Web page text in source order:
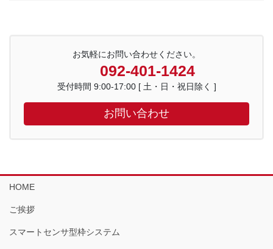
お気軽にお問い合わせください。
092-401-1424
受付時間 9:00-17:00 [ 土・日・祝日除く ]
お問い合わせ
HOME
ご挨拶
スマートセンサ型枠システム